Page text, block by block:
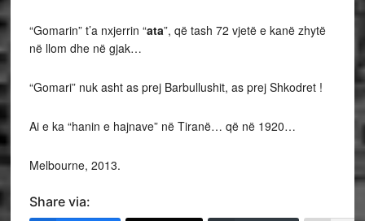
“Gomarin” t’a nxjerrin “ata”, që tash 72 vjetë e kanë zhytë
në llom dhe në gjak…
“Gomari” nuk asht as prej Barbullushit, as prej Shkodret !
Ai e ka “hanin e hajnave” në Tiranë… që në 1920…
Melbourne, 2013.
Share via: